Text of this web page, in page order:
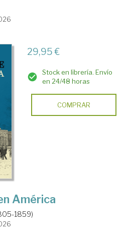
29,95 €
Stock en librería. Envío
en 24/48 horas
COMPRAR
América
1859)